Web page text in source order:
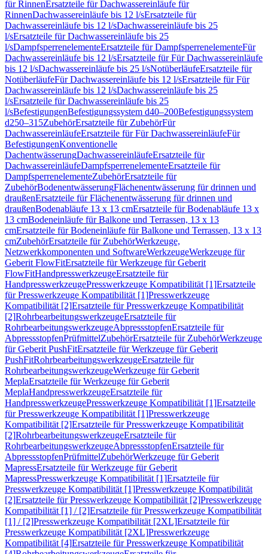
für RinnenErsatzteile für Dachwassereinläufe für
RinnenDachwassereinläufe bis 12 l/sErsatzteile für
Dachwassereinläufe bis 12 l/sDachwassereinläufe bis 25
l/sErsatzteile für Dachwassereinläufe bis 25
l/sDampfsperrenelementeErsatzteile für DampfsperrenelementeFür
Dachwassereinläufe bis 12 l/sErsatzteile für Für Dachwassereinläufe
bis 12 l/sDachwassereinläufe bis 25 l/sNotüberläufeErsatzteile für
NotüberläufeFür Dachwassereinläufe bis 12 l/sErsatzteile für Für
Dachwassereinläufe bis 12 l/sDachwassereinläufe bis 25
l/sErsatzteile für Dachwassereinläufe bis 25
l/sBefestigungenBefestigungssystem d40–200Befestigungssystem
d250–315ZubehörErsatzteile für ZubehörFür
DachwassereinläufeErsatzteile für Für DachwassereinläufeFür
BefestigungenKonventionelle
DachentwässerungDachwassereinläufeErsatzteile für
DachwassereinläufeDampfsperrenelementeErsatzteile für
DampfsperrenelementeZubehörErsatzteile für
ZubehörBodenentwässerungFlächenentwässerung für drinnen und
draußenErsatzteile für Flächenentwässerung für drinnen und
draußenBodenabläufe 13 x 13 cmErsatzteile für Bodenabläufe 13 x
13 cmBodeneinläufe für Balkone und Terrassen, 13 x 13
cmErsatzteile für Bodeneinläufe für Balkone und Terrassen, 13 x 13
cmZubehörErsatzteile für ZubehörWerkzeuge,
Netzwerkkomponenten und SoftwareWerkzeugeWerkzeuge für
Geberit FlowFitErsatzteile für Werkzeuge für Geberit
FlowFitHandpresswerkzeugeErsatzteile für
HandpresswerkzeugePresswerkzeuge Kompatibilität [1]Ersatzteile
für Presswerkzeuge Kompatibilität [1]Presswerkzeuge
Kompatibilität [2]Ersatzteile für Presswerkzeuge Kompatibilität
[2]RohrbearbeitungswerkzeugeErsatzteile für
RohrbearbeitungswerkzeugeAbpressstopfenErsatzteile für
AbpressstopfenPrüfmittelZubehörErsatzteile für ZubehörWerkzeuge
für Geberit PushFitErsatzteile für Werkzeuge für Geberit
PushFitRohrbearbeitungswerkzeugeErsatzteile für
RohrbearbeitungswerkzeugeWerkzeuge für Geberit
MeplaErsatzteile für Werkzeuge für Geberit
MeplaHandpresswerkzeugeErsatzteile für
HandpresswerkzeugePresswerkzeuge Kompatibilität [1]Ersatzteile
für Presswerkzeuge Kompatibilität [1]Presswerkzeuge
Kompatibilität [2]Ersatzteile für Presswerkzeuge Kompatibilität
[2]RohrbearbeitungswerkzeugeErsatzteile für
RohrbearbeitungswerkzeugeAbpressstopfenErsatzteile für
AbpressstopfenPrüfmittelZubehörWerkzeuge für Geberit
MapressErsatzteile für Werkzeuge für Geberit
MapressPresswerkzeuge Kompatibilität [1]Ersatzteile für
Presswerkzeuge Kompatibilität [1]Presswerkzeuge Kompatibilität
[2]Ersatzteile für Presswerkzeuge Kompatibilität [2]Presswerkzeuge
Kompatibilität [1] / [2]Ersatzteile für Presswerkzeuge Kompatibilität
[1] / [2]Presswerkzeuge Kompatibilität [2XL]Ersatzteile für
Presswerkzeuge Kompatibilität [2XL]Presswerkzeuge
Kompatibilität [4]Ersatzteile für Presswerkzeuge Kompatibilität